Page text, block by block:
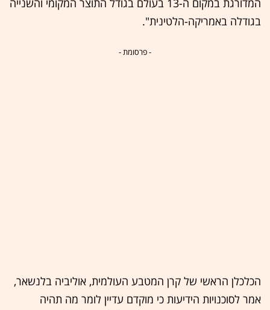
בגודלה באמריקה-הלטינית".
- פרסומת -
הכלכלן הראשי של קרן המטבע העולמית, אוליביה בלנשאר,
אמר לסוכנויות הידיעות כי מוקדם עדיין לומר מה תהיה